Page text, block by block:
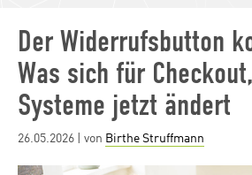
Der Widerrufsbutton
Was sich für
Systeme jetzt ändert
Posted
26.05.2026 | von Birthe Struffmann